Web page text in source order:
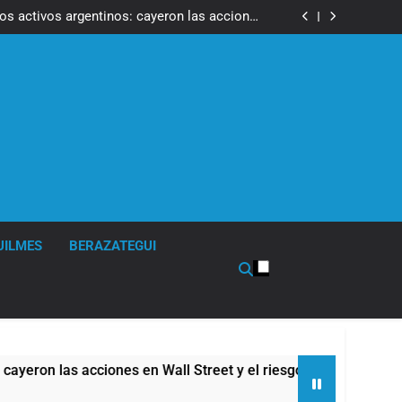
Ley de Propiedad Privada
activos argentinos: cayeron las acciones
país quedó al borde de los 450 puntos
frente al Congreso y calificó a los
activos argentinos: cayeron las acciones
frente al Congreso y calificó a los
la Cerveza: los tres secretos para servirla
BERAZATEGUI
en Wall Street y el riesgo país quedó al borde de los